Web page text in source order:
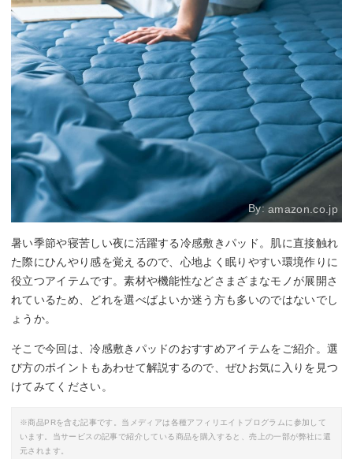
By:amazon.co.jp
暑い季節や寝苦しい夜に活躍する冷感敷きパッド。肌に直接触れ
た際にひんやり感を覚えるので、心地よく眠りやすい環境作りに
役立つアイテムです。素材や機能性などさまざまなモノが展開さ
れているため、どれを選べばよいか迷う方も多いのではないでし
ょうか。
そこで今回は、冷感敷きパッドのおすすめアイテムをご紹介。選
び方のポイントもあわせて解説するので、ぜひお気に入りを見つ
けてみてください。
※商品PRを含む記事です。当メディアは各種アフィリエイトプログラムに参加して
います。当サービスの記事で紹介している商品を購入すると、売上の一部が弊社に還
元されます。